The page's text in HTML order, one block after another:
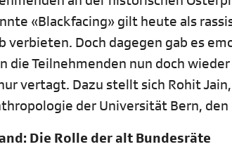
«Blackfacing» gilt heute als
verbieten. Doch dagegen gab es
die Teilnehmenden nun doch
vertagt. Dazu stellt sich Rohit
der Universität Bern, den
Die Rolle der alt Bundesräte